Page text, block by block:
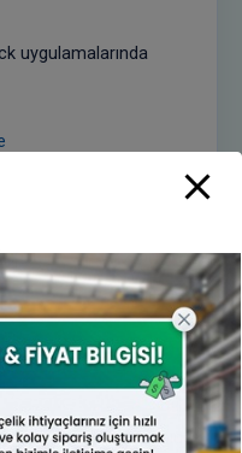
uygulamalarında
açıklık ve yük hesabına